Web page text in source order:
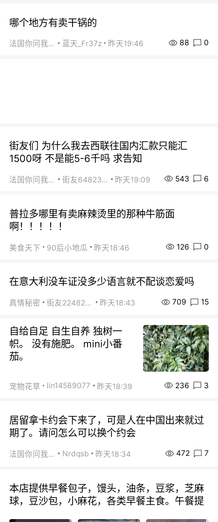
哪个地方有卖干锅的
法国你问我答 蓝天_Fr37z 昨天19:46 88 0
街友们 为什么我去西联往国内汇款只能汇
1500呀 不是能5-6千吗 求告知
法国你问我答 街友64823891 昨天19:09 543 6
普拉多哪里有卖麻辣烫里的那种牛筋面
啊！！！！！
美食天下 90后小地瓜 昨天18:46 126 0
在意大利没车证没多少语言就不配谈恋爱吗
真情秘密 街友22482465 昨天18:43 709 15
自给自足 自生自养 独树一
帜。 没有施肥。 mini小番
茄。
宠物花草 lin14589077 昨天18:39 236 3
居留拿卡约会下来了，可是人在中国出来就过
期了。请问怎么可以换个约会
法国你问我答 Nrdqsb 昨天18:34 472 7
本店提供早餐包子，馒头，油条，豆浆，芝麻
球，豆沙包，小麻花，各类早餐主食。午餐提